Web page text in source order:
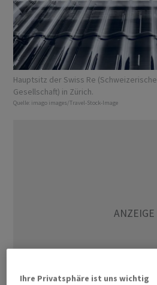
Hauptsitz der Swiss Re
Gesellschaft) in Zürich.
Quelle: imago images/Travel-Stock-Image
Ihre Privatsphäre ist uns wichtig